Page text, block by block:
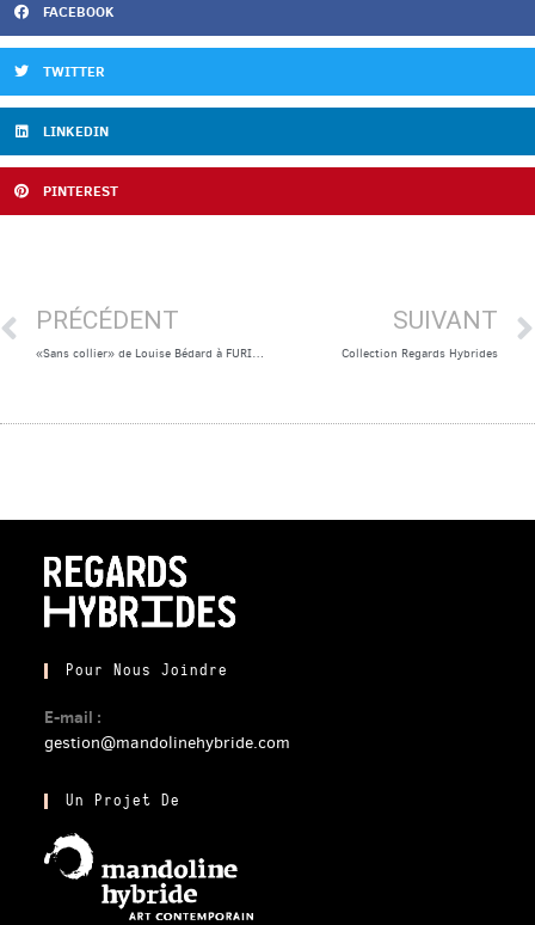
FACEBOOK
TWITTER
LINKEDIN
PINTEREST
PRÉCÉDENT
«Sans collier» de Louise Bédard à FURIES 2022
SUIVANT
Collection Regards Hybrides
Pour Nous Joindre
E-mail :
gestion@mandolinehybride.com
Un Projet De